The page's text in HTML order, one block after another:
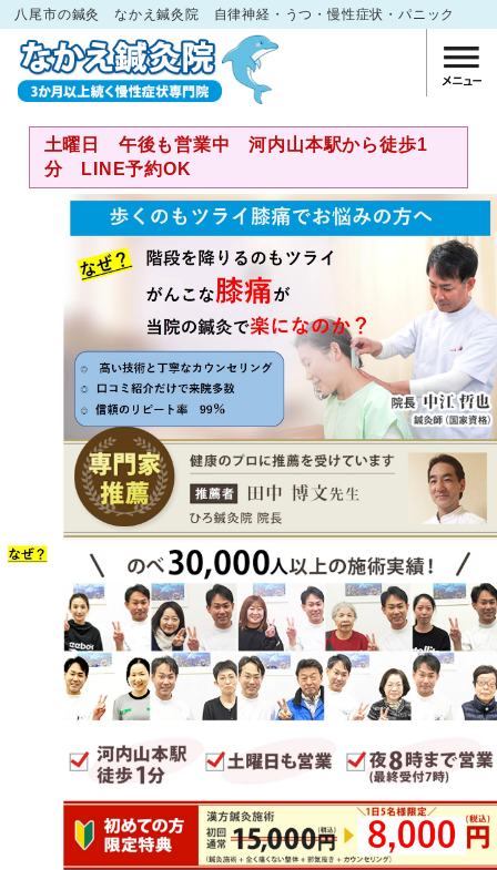
八尾市の鍼灸 なかえ鍼灸院 自律神経・うつ・慢性症状・パニック
土曜日 午後も営業中 河内山本駅から徒歩1
分 LINE予約OK